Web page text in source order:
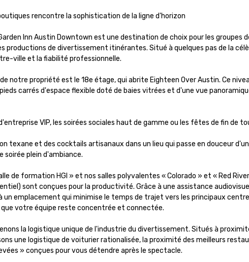
rencontre la sophistication de la ligne d'horizon
Inn Austin Downtown est une destination de choix pour les groupes
productions de divertissement itinérantes. Situé à quelques pas de la
ville et la fiabilité professionnelle.
notre propriété est le 18e étage, qui abrite Eighteen Over Austin. Ce
carrés d'espace flexible doté de baies vitrées et d'une vue
VIP, les soirées sociales haut de gamme ou les fêtes de fin de
texane et des cocktails artisanaux dans un lieu qui passe en douceur
soirée plein d'ambiance.
de formation HGI » et nos salles polyvalentes « Colorado » et « Red
sont conçues pour la productivité. Grâce à une assistance
emplacement qui minimise le temps de trajet vers les principaux
votre équipe reste concentrée et connectée.
la logistique unique de l'industrie du divertissement. Situés à
une logistique de voiturier rationalisée, la proximité des meilleurs
» conçues pour vous détendre après le spectacle.